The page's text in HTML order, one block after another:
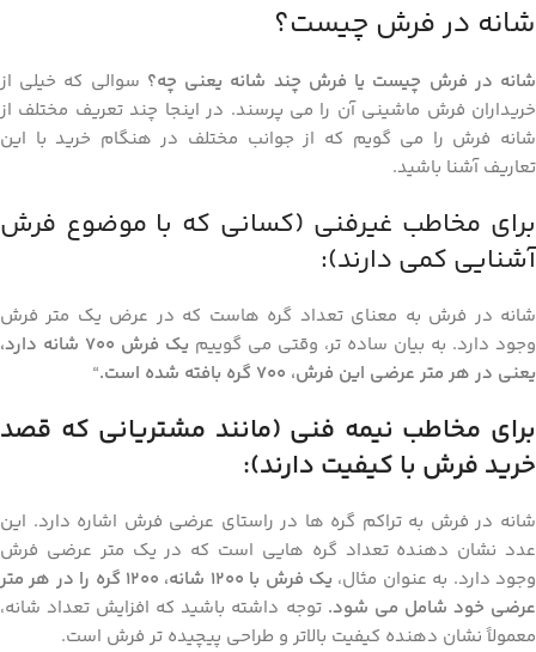
شانه در فرش چیست؟
شانه در فرش چیست یا فرش چند شانه یعنی چه؟ سوالی که خیلی از
خریداران فرش ماشینی آن را می پرسند. در اینجا چند تعریف مختلف از
شانه فرش را می گویم که از جوانب مختلف در هنگام خرید با این
تعاریف آشنا باشید.
برای مخاطب غیرفنی (کسانی که با موضوع فرش
آشنایی کمی دارند):
شانه در فرش به معنای تعداد گره‌ هاست که در عرض یک متر فرش
وجود دارد. به بیان ساده‌ تر، وقتی می‌ گوییم
یک فرش 700 شانه دارد،
یعنی در هر متر عرضی این فرش، 700 گره بافته شده است.
“
برای مخاطب نیمه‌ فنی (مانند مشتریانی که قصد
خرید فرش با کیفیت دارند):
شانه در فرش به تراکم گره‌ ها در راستای عرضی فرش اشاره دارد. این
عدد نشان‌ دهنده تعداد گره‌ هایی است که در یک متر عرضی فرش
وجود دارد. به عنوان مثال،
یک فرش با 1200 شانه، 1200 گره را در هر متر
عرضی خود شامل می‌ شود. توجه داشته باشید که افزایش تعداد شانه،
معمولاً نشان‌ دهنده کیفیت بالاتر و طراحی پیچیده‌ تر فرش است.